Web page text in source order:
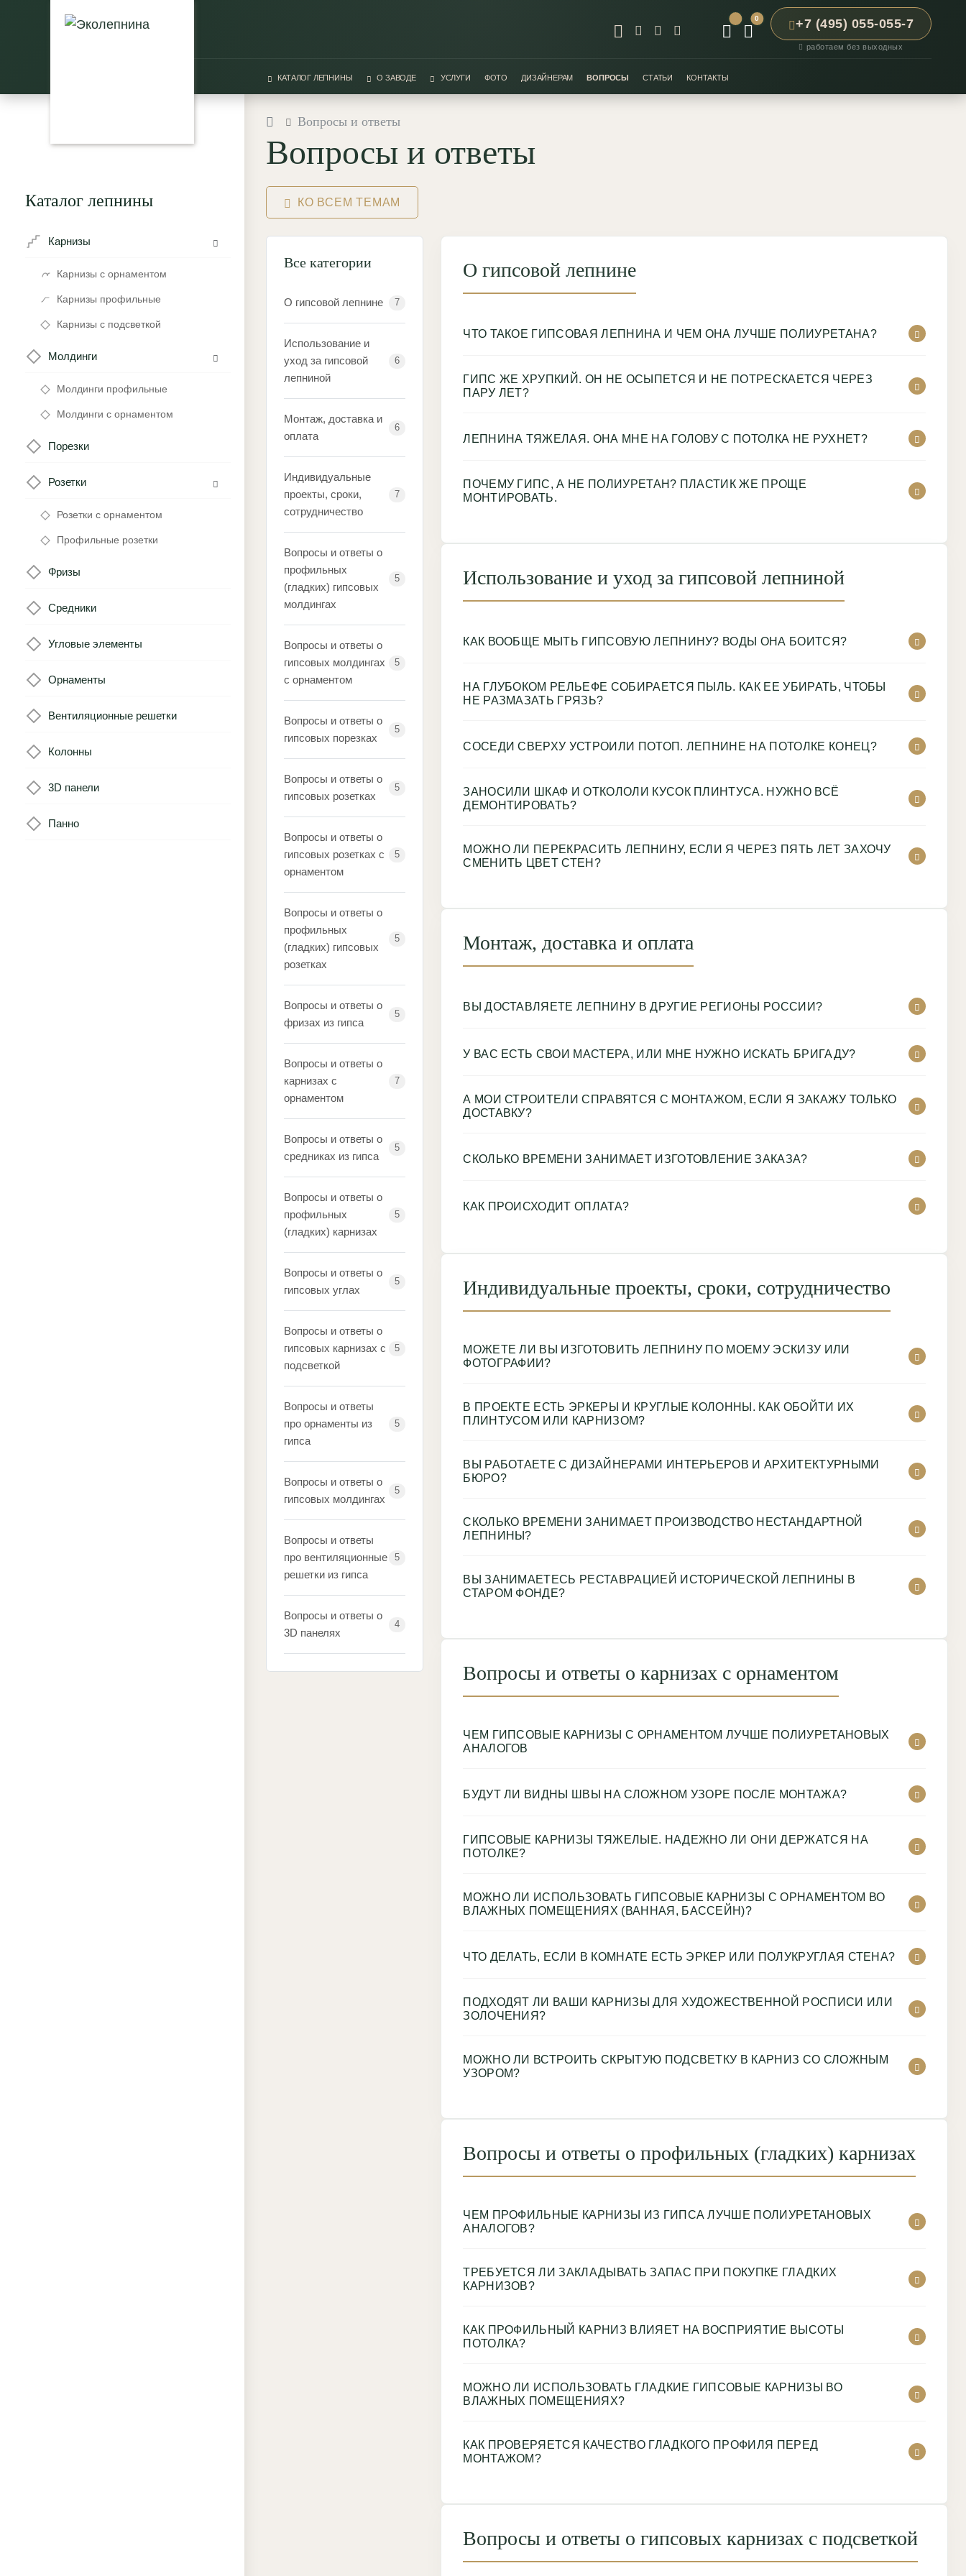
0 +7 (495) 055-055-7
работаем без выходных
КАТАЛОГ ЛЕПНИНЫ О ЗАВОДЕ УСЛУГИ ФОТО ДИЗАЙНЕРАМ ВОПРОСЫ СТАТЬИ КОНТАКТЫ
Каталог лепнины
Карнизы
Карнизы с орнаментом
Карнизы профильные
Карнизы с подсветкой
Молдинги
Молдинги профильные
Молдинги с орнаментом
Порезки
Розетки
Розетки с орнаментом
Профильные розетки
Фризы
Средники
Угловые элементы
Орнаменты
Вентиляционные решетки
Колонны
3D панели
Панно
Вопросы и ответы
Вопросы и ответы
КО ВСЕМ ТЕМАМ
Все категории
О гипсовой лепнине 7
Использование и
уход за гипсовой
лепниной
6
Монтаж, доставка и
оплата
6
Индивидуальные
проекты, сроки,
сотрудничество
7
Вопросы и ответы о
профильных
(гладких) гипсовых
молдингах
5
Вопросы и ответы о
гипсовых молдингах
с орнаментом
5
Вопросы и ответы о
гипсовых порезках
5
Вопросы и ответы о
гипсовых розетках
5
Вопросы и ответы о
гипсовых розетках с
орнаментом
5
Вопросы и ответы о
профильных
(гладких) гипсовых
розетках
5
Вопросы и ответы о
фризах из гипса
5
Вопросы и ответы о
карнизах с
орнаментом
7
Вопросы и ответы о
средниках из гипса
5
Вопросы и ответы о
профильных
(гладких) карнизах
5
Вопросы и ответы о
гипсовых углах
5
Вопросы и ответы о
гипсовых карнизах с
подсветкой
5
Вопросы и ответы
про орнаменты из
гипса
5
Вопросы и ответы о
гипсовых молдингах
5
Вопросы и ответы
про вентиляционные
решетки из гипса
5
Вопросы и ответы о
3D панелях
4
О гипсовой лепнине
ЧТО ТАКОЕ ГИПСОВАЯ ЛЕПНИНА И ЧЕМ ОНА ЛУЧШЕ ПОЛИУРЕТАНА?
ГИПС ЖЕ ХРУПКИЙ. ОН НЕ ОСЫПЕТСЯ И НЕ ПОТРЕСКАЕТСЯ ЧЕРЕЗ
ПАРУ ЛЕТ?
ЛЕПНИНА ТЯЖЕЛАЯ. ОНА МНЕ НА ГОЛОВУ С ПОТОЛКА НЕ РУХНЕТ?
ПОЧЕМУ ГИПС, А НЕ ПОЛИУРЕТАН? ПЛАСТИК ЖЕ ПРОЩЕ
МОНТИРОВАТЬ.
Использование и уход за гипсовой лепниной
КАК ВООБЩЕ МЫТЬ ГИПСОВУЮ ЛЕПНИНУ? ВОДЫ ОНА БОИТСЯ?
НА ГЛУБОКОМ РЕЛЬЕФЕ СОБИРАЕТСЯ ПЫЛЬ. КАК ЕЕ УБИРАТЬ, ЧТОБЫ
НЕ РАЗМАЗАТЬ ГРЯЗЬ?
СОСЕДИ СВЕРХУ УСТРОИЛИ ПОТОП. ЛЕПНИНЕ НА ПОТОЛКЕ КОНЕЦ?
ЗАНОСИЛИ ШКАФ И ОТКОЛОЛИ КУСОК ПЛИНТУСА. НУЖНО ВСЁ
ДЕМОНТИРОВАТЬ?
МОЖНО ЛИ ПЕРЕКРАСИТЬ ЛЕПНИНУ, ЕСЛИ Я ЧЕРЕЗ ПЯТЬ ЛЕТ ЗАХОЧУ
СМЕНИТЬ ЦВЕТ СТЕН?
Монтаж, доставка и оплата
ВЫ ДОСТАВЛЯЕТЕ ЛЕПНИНУ В ДРУГИЕ РЕГИОНЫ РОССИИ?
У ВАС ЕСТЬ СВОИ МАСТЕРА, ИЛИ МНЕ НУЖНО ИСКАТЬ БРИГАДУ?
А МОИ СТРОИТЕЛИ СПРАВЯТСЯ С МОНТАЖОМ, ЕСЛИ Я ЗАКАЖУ ТОЛЬКО
ДОСТАВКУ?
СКОЛЬКО ВРЕМЕНИ ЗАНИМАЕТ ИЗГОТОВЛЕНИЕ ЗАКАЗА?
КАК ПРОИСХОДИТ ОПЛАТА?
Индивидуальные проекты, сроки, сотрудничество
МОЖЕТЕ ЛИ ВЫ ИЗГОТОВИТЬ ЛЕПНИНУ ПО МОЕМУ ЭСКИЗУ ИЛИ
ФОТОГРАФИИ?
В ПРОЕКТЕ ЕСТЬ ЭРКЕРЫ И КРУГЛЫЕ КОЛОННЫ. КАК ОБОЙТИ ИХ
ПЛИНТУСОМ ИЛИ КАРНИЗОМ?
ВЫ РАБОТАЕТЕ С ДИЗАЙНЕРАМИ ИНТЕРЬЕРОВ И АРХИТЕКТУРНЫМИ
БЮРО?
СКОЛЬКО ВРЕМЕНИ ЗАНИМАЕТ ПРОИЗВОДСТВО НЕСТАНДАРТНОЙ
ЛЕПНИНЫ?
ВЫ ЗАНИМАЕТЕСЬ РЕСТАВРАЦИЕЙ ИСТОРИЧЕСКОЙ ЛЕПНИНЫ В
СТАРОМ ФОНДЕ?
Вопросы и ответы о карнизах с орнаментом
ЧЕМ ГИПСОВЫЕ КАРНИЗЫ С ОРНАМЕНТОМ ЛУЧШЕ ПОЛИУРЕТАНОВЫХ
АНАЛОГОВ
БУДУТ ЛИ ВИДНЫ ШВЫ НА СЛОЖНОМ УЗОРЕ ПОСЛЕ МОНТАЖА?
ГИПСОВЫЕ КАРНИЗЫ ТЯЖЕЛЫЕ. НАДЕЖНО ЛИ ОНИ ДЕРЖАТСЯ НА
ПОТОЛКЕ?
МОЖНО ЛИ ИСПОЛЬЗОВАТЬ ГИПСОВЫЕ КАРНИЗЫ С ОРНАМЕНТОМ ВО
ВЛАЖНЫХ ПОМЕЩЕНИЯХ (ВАННАЯ, БАССЕЙН)?
ЧТО ДЕЛАТЬ, ЕСЛИ В КОМНАТЕ ЕСТЬ ЭРКЕР ИЛИ ПОЛУКРУГЛАЯ СТЕНА?
ПОДХОДЯТ ЛИ ВАШИ КАРНИЗЫ ДЛЯ ХУДОЖЕСТВЕННОЙ РОСПИСИ ИЛИ
ЗОЛОЧЕНИЯ?
МОЖНО ЛИ ВСТРОИТЬ СКРЫТУЮ ПОДСВЕТКУ В КАРНИЗ СО СЛОЖНЫМ
УЗОРОМ?
Вопросы и ответы о профильных (гладких) карнизах
ЧЕМ ПРОФИЛЬНЫЕ КАРНИЗЫ ИЗ ГИПСА ЛУЧШЕ ПОЛИУРЕТАНОВЫХ
АНАЛОГОВ?
ТРЕБУЕТСЯ ЛИ ЗАКЛАДЫВАТЬ ЗАПАС ПРИ ПОКУПКЕ ГЛАДКИХ
КАРНИЗОВ?
КАК ПРОФИЛЬНЫЙ КАРНИЗ ВЛИЯЕТ НА ВОСПРИЯТИЕ ВЫСОТЫ
ПОТОЛКА?
МОЖНО ЛИ ИСПОЛЬЗОВАТЬ ГЛАДКИЕ ГИПСОВЫЕ КАРНИЗЫ ВО
ВЛАЖНЫХ ПОМЕЩЕНИЯХ?
КАК ПРОВЕРЯЕТСЯ КАЧЕСТВО ГЛАДКОГО ПРОФИЛЯ ПЕРЕД
МОНТАЖОМ?
Вопросы и ответы о гипсовых карнизах с подсветкой